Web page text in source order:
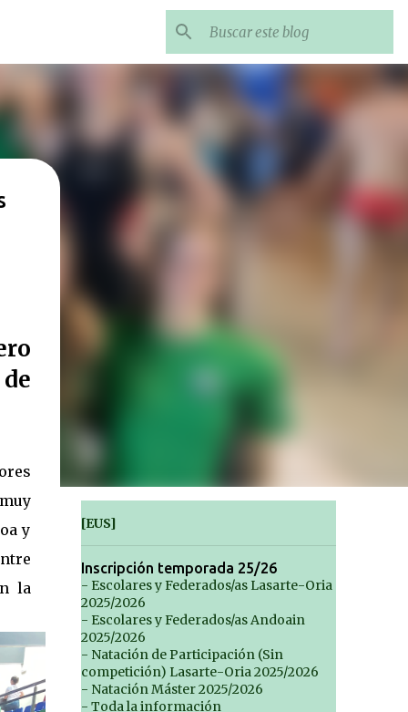
y
la
[EUS]
Inscripción temporada 25/26
- Escolares y Federados/as Lasarte-Oria
2025/2026
- Escolares y Federados/as Andoain
2025/2026
- Natación de Participación (Sin
competición) Lasarte-Oria 2025/2026
- Natación Máster 2025/2026
- Toda la información